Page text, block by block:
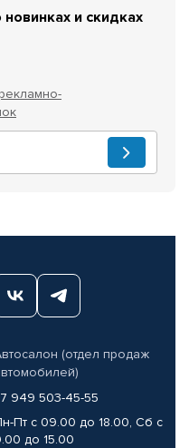
и скидках
рекламно-
(отдел продаж
949 503-45-55
Пт с 09.00 до 18.00, Сб с
до 15.00